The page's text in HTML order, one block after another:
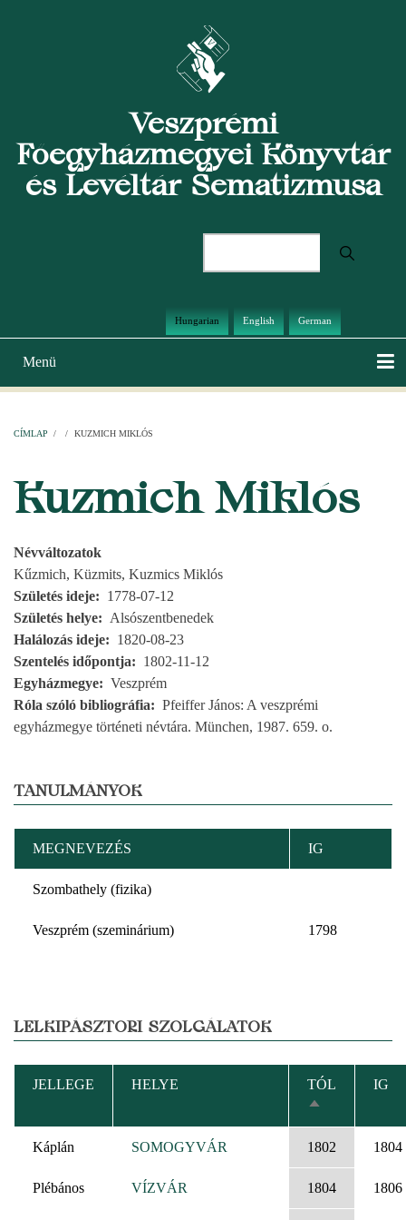
Veszprémi
Főegyházmegyei Könyvtár
és Levéltár Sematizmusa
Hungarian English German
Main
navigation
Menü
CÍMLAP / / KUZMICH MIKLÓS
Kuzmich Miklós
Névváltozatok
Kűzmich, Küzmits, Kuzmics Miklós
Születés ideje
1778-07-12
Születés helye
Alsószentbenedek
Halálozás ideje
1820-08-23
Szentelés időpontja
1802-11-12
Egyházmegye
Veszprém
Róla szóló bibliográfia
Pfeiffer János: A veszprémi
egyházmegye történeti névtára. München, 1987. 659. o.
TANULMÁNYOK
MEGNEVEZÉS IG
Szombathely (fizika)
Veszprém (szeminárium) 1798
LELKIPÁSZTORI SZOLGÁLATOK
JELLEGE HELYE
TÓL
CSÖKKENŐ
RENDEZÉS
IG
Káplán SOMOGYVÁR 1802 1804
Plébános VÍZVÁR 1804 1806